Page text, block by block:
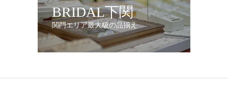
BRIDAL下関
関門エリア最大級の品揃え